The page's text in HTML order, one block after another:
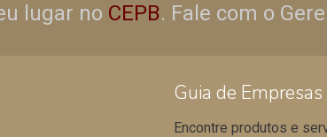
lugar no CEPB. Fale com o
Guia de
Encontre produtos e